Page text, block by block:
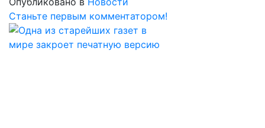
Станьте первым комментатором!